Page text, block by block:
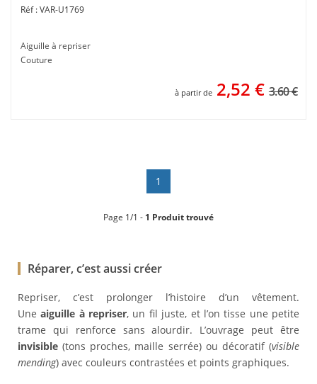
VAR-U1769
Aiguille à repriser
Couture
à partir de 2,52 € 3.60 €
1
Page 1/1 - 1 Produit trouvé
Réparer, c’est aussi créer
Repriser, c’est prolonger l’histoire d’un vêtement.
Uneaiguille à repriser, un fil juste, et l’on tisse une petite
trame qui renforce sans alourdir. L’ouvrage peut être
invisible (tons proches, maille serrée) ou décoratif (visible
mending) avec couleurs contrastées et points graphiques.